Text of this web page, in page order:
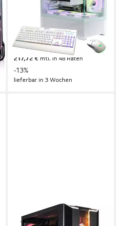
AMD Ryzen 9 Prozessor
RTX 5090 32 GB
Grafikkarte
64 GB DDR5 Arbeitsspeicher
7.499,00 € UVP8.599,00 €
nur bis Dienstag
217,72 € mtl. in 48 Raten
-13%
lieferbar in 3 Wochen
CAPTIVA
Ultimate Gaming R90-968 PC